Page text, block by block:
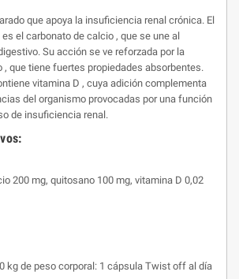
que apoya la insuficiencia renal crónica. El
el carbonato de calcio , que se une al
Su acción se ve reforzada por la
, que tiene fuertes propiedades absorbentes.
vitamina D , cuya adición complementa
del organismo provocadas por una función
de insuficiencia renal.
200 mg, quitosano 100 mg, vitamina D 0,02
kg de peso corporal: 1 cápsula Twist off al día